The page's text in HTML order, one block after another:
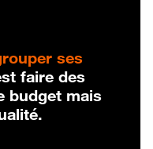
ses
faire des
budget mais